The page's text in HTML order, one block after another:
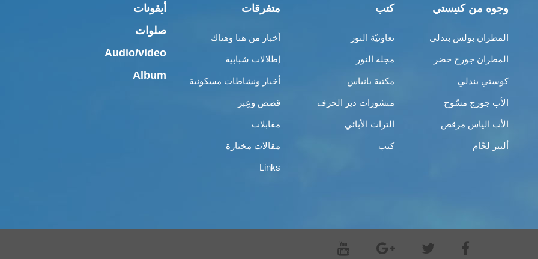
وجوه من كنيستي
المطران بولس بندلي
المطران جورج خضر
كوستي بندلي
الأب جورج مسّوح
الأب الياس مرقص
ألبير لحّام
كتب
تعاونيّة النور
مجلة النور
مكتبة بانياس
منشورات دير الحرف
التراث الأبائي
كتب
متفرقات
أخبار من هنا وهناك
إطلالات شبابية
أخبار ونشاطات مسكونية
قصص وعِبر
مقابلات
مقالات مختارة
Links
أيقونات
صلوات
Audio/video
Album